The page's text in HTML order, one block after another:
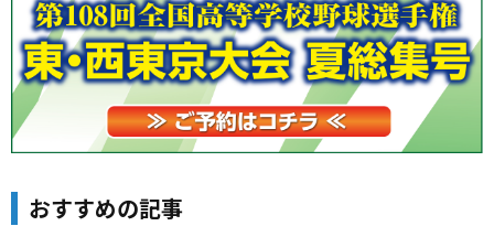
おすすめの記事